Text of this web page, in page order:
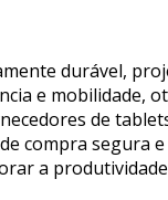
durável,
e mobilidade,
de
compra segura
a produtividade